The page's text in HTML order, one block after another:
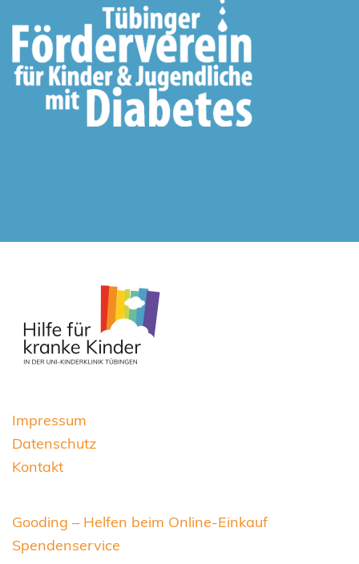
Impressum
Datenschutz
Kontakt
Gooding – Helfen beim Online-Einkauf
Spendenservice